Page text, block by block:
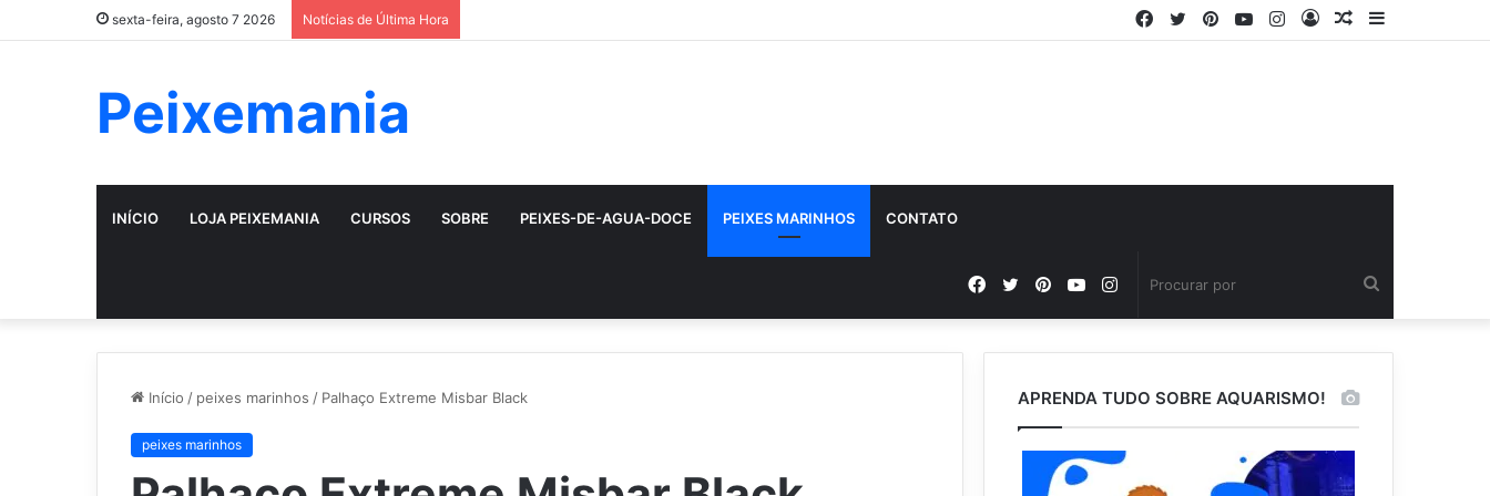
sexta-feira, agosto 7 2026 Notícias de Última Hora
Barra
Artigo
Entrar
Instagram
YouTube
Pinterest
Twitter
Facebook
Peixemania
INÍCIO LOJA PEIXEMANIA CURSOS SOBRE PEIXES-DE-AGUA-DOCE PEIXES MARINHOS CONTATO
por
Instagram
YouTube
Pinterest
Twitter
Facebook
Início / peixes marinhos / Palhaço Extreme Misbar Black
peixes marinhos
APRENDA TUDO SOBRE AQUARISMO!